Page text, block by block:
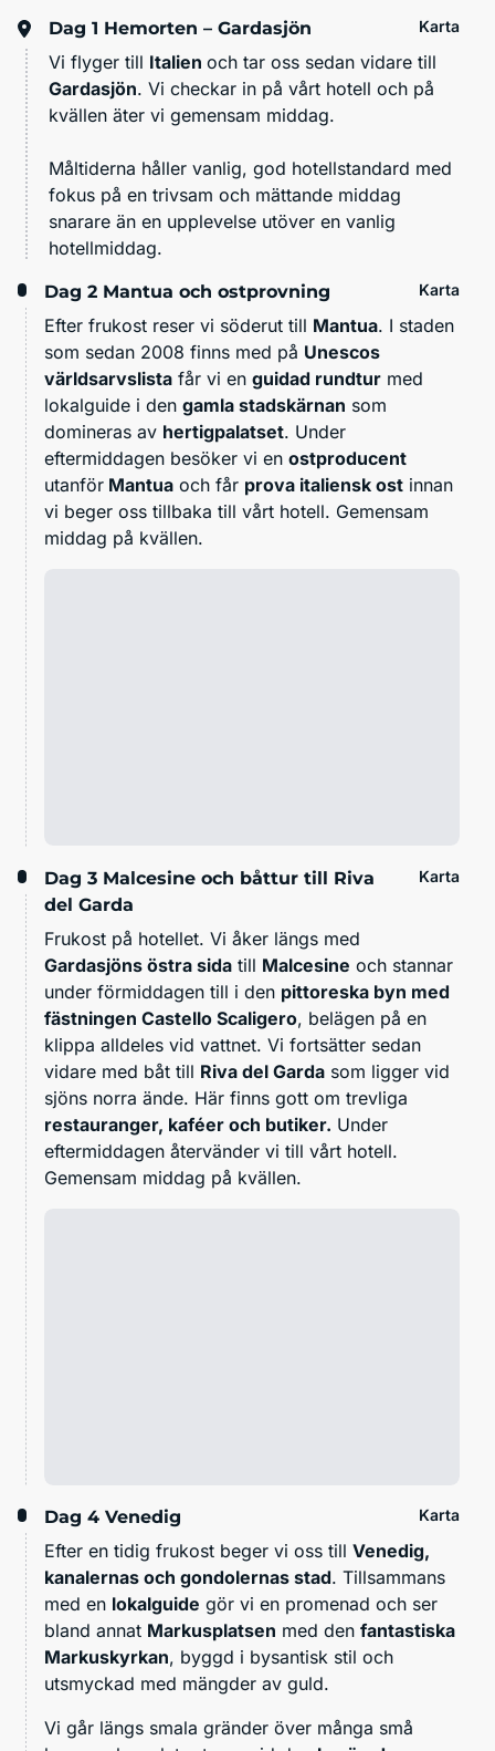
Dag 1 Hemorten – Gardasjön Karta
Vi flyger till Italien och tar oss sedan vidare till
Gardasjön. Vi checkar in på vårt hotell och på
kvällen äter vi gemensam middag.
Måltiderna håller vanlig, god hotellstandard med
fokus på en trivsam och mättande middag
snarare än en upplevelse utöver en vanlig
hotellmiddag.
Dag 2 Mantua och ostprovning Karta
Efter frukost reser vi söderut till Mantua. I staden
som sedan 2008 finns med på Unescos
världsarvslista får vi en guidad rundtur med
lokalguide i den gamla stadskärnan som
domineras av hertigpalatset. Under
eftermiddagen besöker vi en ostproducent
utanför Mantua och får prova italiensk ost innan
vi beger oss tillbaka till vårt hotell. Gemensam
middag på kvällen.
Dag 3 Malcesine och båttur till Riva
del Garda
Karta
Frukost på hotellet. Vi åker längs med
Gardasjöns östra sida till Malcesine och stannar
under förmiddagen till i den pittoreska byn med
fästningen Castello Scaligero, belägen på en
klippa alldeles vid vattnet. Vi fortsätter sedan
vidare med båt till Riva del Garda som ligger vid
sjöns norra ände. Här finns gott om trevliga
restauranger, kaféer och butiker. Under
eftermiddagen återvänder vi till vårt hotell.
Gemensam middag på kvällen.
Dag 4 Venedig Karta
Efter en tidig frukost beger vi oss till Venedig,
kanalernas och gondolernas stad. Tillsammans
med en lokalguide gör vi en promenad och ser
bland annat Markusplatsen med den fantastiska
Markuskyrkan, byggd i bysantisk stil och
utsmyckad med mängder av guld.
Vi går längs smala gränder över många små